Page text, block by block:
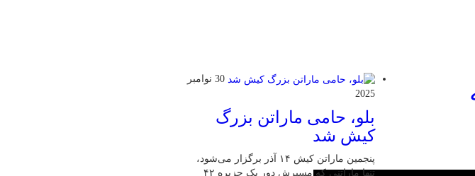
30 نوامبر
2025
بلو، حامی ماراتن بزرگ
کیش شد
پنجمین ماراتن کیش ۱۴ آذر برگزار می‌شود،
تنها ماراتنی که مسیرش دور یک جزیره ۴۲